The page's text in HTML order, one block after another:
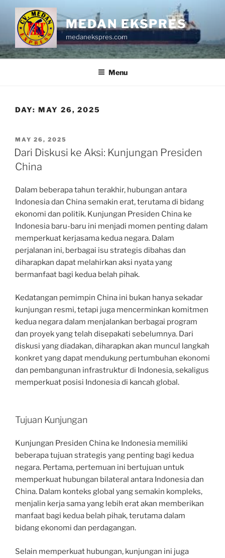
content
MEDAN EKSPRES
medanekspres.com
Menu
DAY: MAY 26, 2025
POSTED
ON
MAY 26, 2025
Dari Diskusi ke Aksi: Kunjungan Presiden
China
Dalam beberapa tahun terakhir, hubungan antara
Indonesia dan China semakin erat, terutama di bidang
ekonomi dan politik. Kunjungan Presiden China ke
Indonesia baru-baru ini menjadi momen penting dalam
memperkuat kerjasama kedua negara. Dalam
perjalanan ini, berbagai isu strategis dibahas dan
diharapkan dapat melahirkan aksi nyata yang
bermanfaat bagi kedua belah pihak.
Kedatangan pemimpin China ini bukan hanya sekadar
kunjungan resmi, tetapi juga mencerminkan komitmen
kedua negara dalam menjalankan berbagai program
dan proyek yang telah disepakati sebelumnya. Dari
diskusi yang diadakan, diharapkan akan muncul langkah
konkret yang dapat mendukung pertumbuhan ekonomi
dan pembangunan infrastruktur di Indonesia, sekaligus
memperkuat posisi Indonesia di kancah global.
Tujuan Kunjungan
Kunjungan Presiden China ke Indonesia memiliki
beberapa tujuan strategis yang penting bagi kedua
negara. Pertama, pertemuan ini bertujuan untuk
memperkuat hubungan bilateral antara Indonesia dan
China. Dalam konteks global yang semakin kompleks,
menjalin kerja sama yang lebih erat akan memberikan
manfaat bagi kedua belah pihak, terutama dalam
bidang ekonomi dan perdagangan.
Selain memperkuat hubungan, kunjungan ini juga